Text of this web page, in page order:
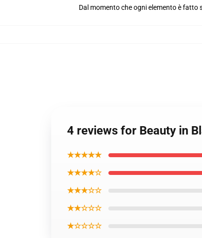
Dal momento che ogni elemento è
4 reviews for Beauty in
★★★★★
★★★★☆
★★★☆☆
★★☆☆☆
★☆☆☆☆